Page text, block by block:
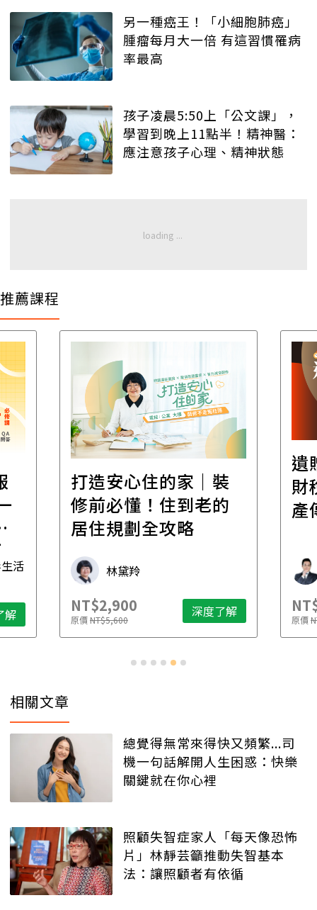
另一種癌王！「小細胞肺癌」
腫瘤每月大一倍 有這習慣罹病
率最高
孩子凌晨5:50上「公文課」，
學習到晚上11點半！精神醫：
應注意孩子心理、精神狀態
推薦課程
活
解
打造安心住的家｜裝
修前必懂！住到老的
居住規劃全攻略
林黛羚
NT$2,900
原價NT$5,600 深度了解
遺
財
產
原價
相關文章
總覺得無常來得快又頻繁...司
機一句話解開人生困惑：快樂
關鍵就在你心裡
照顧失智症家人「每天像恐怖
片」林靜芸籲推動失智基本
法：讓照顧者有依循